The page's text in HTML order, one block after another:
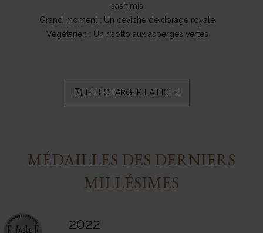
sashimis
Grand moment : Un ceviche de dorage royale
Végétarien : Un risotto aux asperges vertes
TÉLÉCHARGER LA FICHE
MÉDAILLES DES DERNIERS
MILLÉSIMES
2022